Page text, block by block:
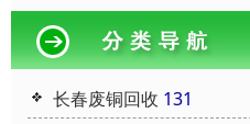
长春废铜回收 131